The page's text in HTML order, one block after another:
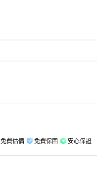
免費估價 免費保固 安心保證